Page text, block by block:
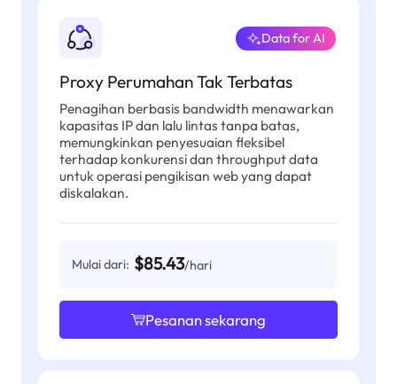
Proxy Perumahan Tak Terbatas
Data for AI
Penagihan berbasis bandwidth menawarkan
kapasitas IP dan lalu lintas tanpa batas,
memungkinkan penyesuaian fleksibel
terhadap konkurensi dan throughput data
untuk operasi pengikisan web yang dapat
diskalakan.
Mulai dari: $85.43/hari
Pesanan sekarang